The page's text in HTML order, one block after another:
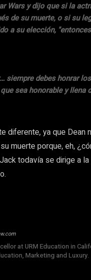
Wars y dijo que si la
de su muerte, o si su
a su elección,
siempre debes honrar
sea honorable y llena
diferente, ya que Dean
muerte porque, eh,
todavía se dirige a
at URM Education in
Marketing and Luxury.